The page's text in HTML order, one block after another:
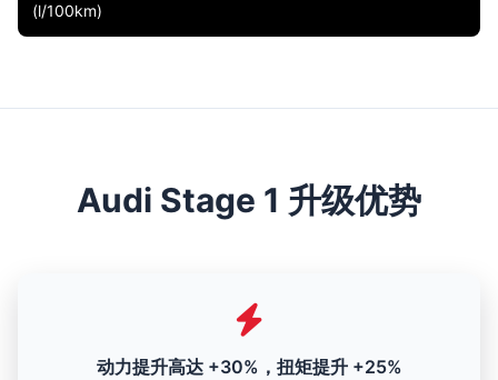
(l/100km)
Audi Stage 1 升级优势
动力提升高达 +30%，扭矩提升 +25%